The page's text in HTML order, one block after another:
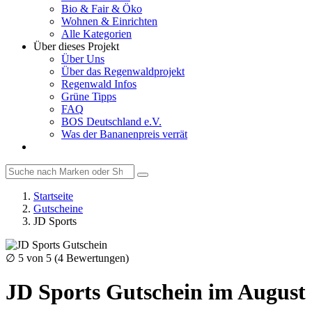
Bio & Fair & Öko
Wohnen & Einrichten
Alle Kategorien
Über dieses Projekt
Über Uns
Über das Regenwaldprojekt
Regenwald Infos
Grüne Tipps
FAQ
BOS Deutschland e.V.
Was der Bananenpreis verrät
Startseite
Gutscheine
JD Sports
∅ 5 von 5 (4 Bewertungen)
JD Sports Gutschein im August